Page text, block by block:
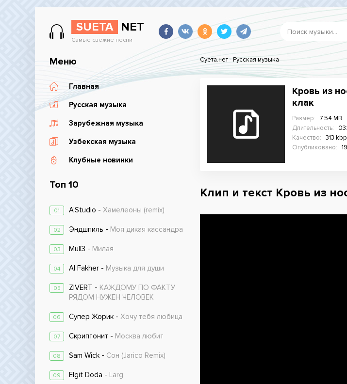
SUETA NET
Самые свежие песни
Меню
Главная
Русская музыка
Зарубежная музыка
Узбекская музыка
Клубные новинки
Топ 10
01 A’Studio - Хамелеоны (remix)
02 Эндшпиль - Моя дикая кассандра
03 Mull3 - Милая
04 Al Fakher - Музыка для души
05 ZIVERT - КАЖДОМУ ПО ФАКТУ
РЯДОМ НУЖЕН ЧЕЛОВЕК
06 Супер Жорик - Хочу тебя любица
07 Скриптонит - Москва любит
08 Sam Wick - Сон (Jarico Remix)
09 Elgit Doda - Larg
Суета.нет-Русская музыка
Кровь из
клак
Размер:
7.54 MB
Длительность:
Качество:
313
Опубликовано:
Клип и текст Кровь из